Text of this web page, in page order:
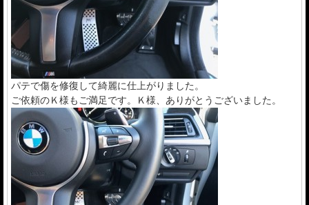
パテで傷を修復して綺麗に仕上がりました。
ご依頼のＫ様もご満足です。Ｋ様、ありがとうございました。